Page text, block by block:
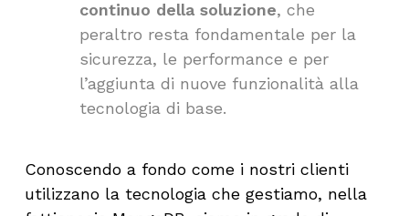
continuo della soluzione, che
peraltro resta fondamentale per la
sicurezza, le performance e per
l’aggiunta di nuove funzionalità alla
tecnologia di base.
Conoscendo a fondo come i nostri clienti
utilizzano la tecnologia che gestiamo, nella